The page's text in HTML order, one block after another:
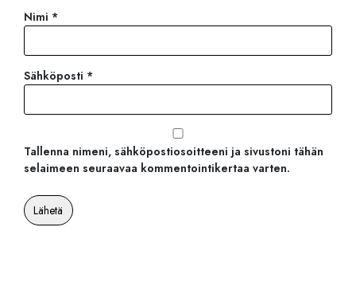
Nimi *
Sähköposti *
Tallenna nimeni, sähköpostiosoitteeni ja sivustoni tähän
selaimeen seuraavaa kommentointikertaa varten.